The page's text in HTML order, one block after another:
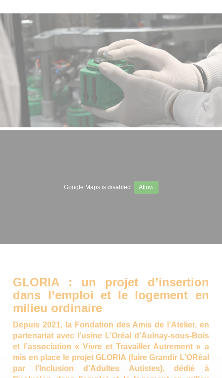
Google Maps is disabled. Allow
GLORIA : un projet d’insertion
dans l’emploi et le logement en
milieu ordinaire
Depuis 2021, la Fondation des Amis de l’Atelier, en
partenariat avec l’usine L’Oréal d’Aulnay-sous-Bois
et l’association « Vivre et Travailler Autrement » a
mis en place le projet GLORIA (faire Grandir L’ORéal
par l’Inclusion d’Adultes Autistes), dédié à